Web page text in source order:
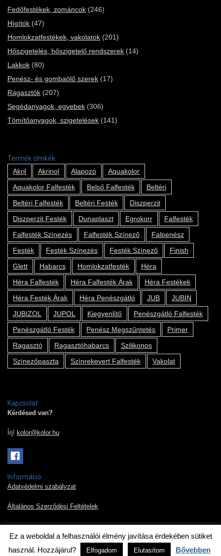
Fedőfestékek, zománcok (246)
Hígítók (47)
Homlokzatfestékek, vakolatok (201)
Hőszigetelés, hőszigetelő rendszerek (14)
Lakkok (80)
Penész- és gombaölő szerek (17)
Ragasztók (207)
Segédanyagok, egyebek (306)
Tömítőanyagok, szigetelések (141)
Termék címkék
Akril
Akrinol Alapozó
Aquakolor
Aquakolor Falfesték
Belső Falfesték
Beltéri
Beltéri Falfesték
Beltéri Festék
Diszperzit
Diszperzit Festék
Dunaplaszt Egrokorr
Falfesték
Falfesték Színezés
Falfesték Színező
Falpenész
Festék
Festék Színezés Festék Színező
Finish
Glett
Habarcs Homlokzatfesték
Héra
Héra Falfesték
Héra Falfesték Árak
Héra Festékek
Héra Festék Árak
Héra Penészgátló JUB
JUBIN
JUBIZOL
JUPOL Kiegyenlítő
Penészgátló Falfesték
Penészgátló Festék
Penész Megszűntetés
Primer
Ragasztó
Ragasztóhabarcs
Szilikonos
Színezőpaszta
Színrekevert Falfesték Vakolat
Kapcsolat
Kérdésed van?
Írj! kolor@kolor.hu
Információ
Adatvédelmi szabályzat
Általános Szerződési Feltételek
2019 © Kolor Pont Kft.
Ez a weboldal a felhasználói élmény javítása érdekében sütiket
használ. Hozzájárul?
Elfogadom Elutasítom Bővebben